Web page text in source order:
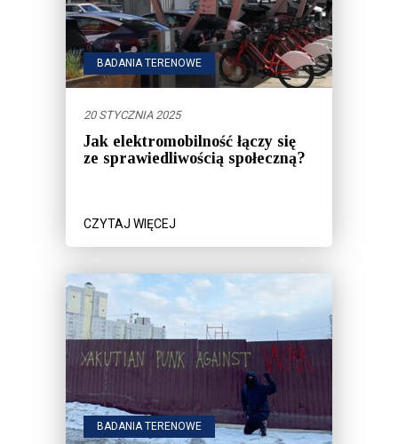
BADANIA TERENOWE
20 STYCZNIA 2025
Jak elektromobilność łączy się
ze sprawiedliwością społeczną?
CZYTAJ WIĘCEJ
BADANIA TERENOWE